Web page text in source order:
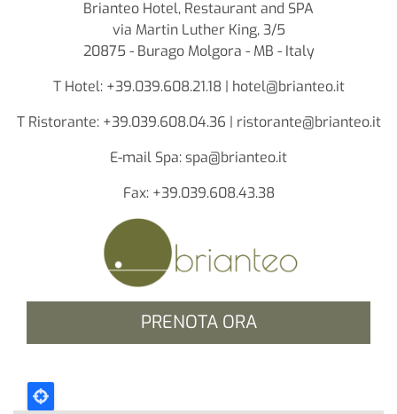
Brianteo Hotel, Restaurant and SPA
via Martin Luther King, 3/5
20875 - Burago Molgora - MB - Italy
T Hotel: +39.039.608.21.18 | hotel@brianteo.it
T Ristorante: +39.039.608.04.36 | ristorante@brianteo.it
E-mail Spa: spa@brianteo.it
Fax: +39.039.608.43.38
PRENOTA ORA